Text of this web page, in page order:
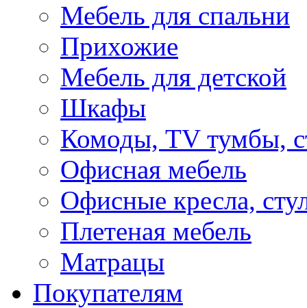
Мебель для спальни
Прихожие
Мебель для детской
Шкафы
Комоды, TV тумбы,
Офисная мебель
Офисные кресла,
Плетеная мебель
Матрацы
Покупателям